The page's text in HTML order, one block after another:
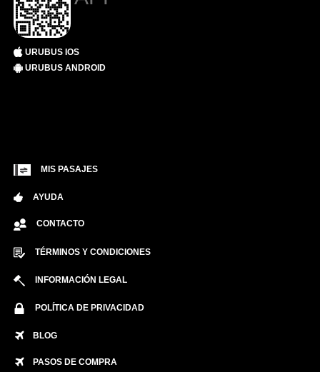
URUBUS IOS
URUBUS ANDROID
MIS PASAJES
AYUDA
CONTACTO
TÉRMINOS Y CONDICIONES
INFORMACIÓN LEGAL
POLÍTICA DE PRIVACIDAD
BLOG
PASOS DE COMPRA